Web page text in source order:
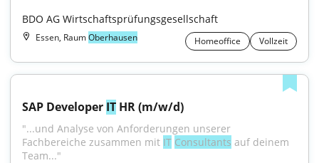
BDO AG Wirtschaftsprüfungsgesellschaft
Essen, RaumOberhausen Homeoffice Vollzeit
SAP Developer IT HR (m/w/d)
"...und Analyse von Anforderungen unserer
Fachbereiche zusammen mit IT Consultants auf deinem
Team..."